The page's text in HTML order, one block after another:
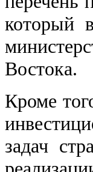
который
Востока.
Кроме
задач